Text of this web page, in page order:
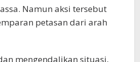
Namun aksi tersebut
petasan dari arah
mengendalikan situasi,